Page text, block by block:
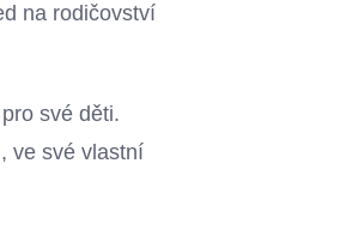
na rodičovství
své děti.
ve své vlastní